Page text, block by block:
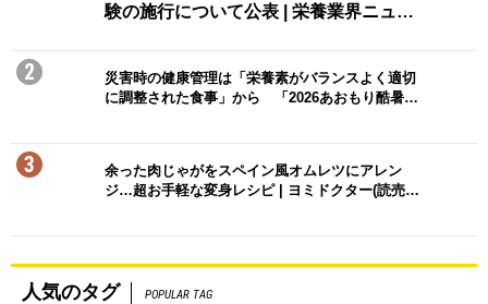
験の施行について公表 | 栄養業界ニュ…
2
災害時の健康管理は「栄養素がバランスよく適切
に調整された食事」から 「2026あおもり酷暑…
3
余った肉じゃがをスペイン風オムレツにアレン
ジ…超お手軽な変身レシピ | ヨミドクター(読売…
人気のタグ POPULAR TAG